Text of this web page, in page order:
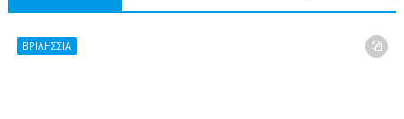
ΒΡΙΛΗΣΣΙΑ